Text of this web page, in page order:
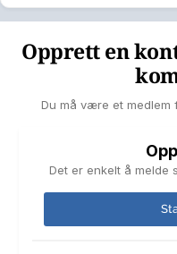
Opprett en
Du må være et medlem
Det er enkelt å melde